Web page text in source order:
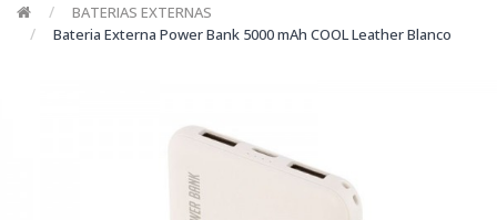
BATERIAS EXTERNAS
Bateria Externa Power Bank 5000 mAh COOL Leather Blanco